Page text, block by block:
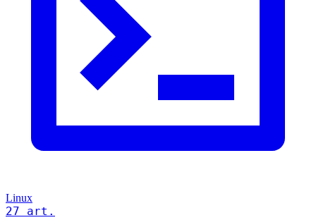
Linux
27 art.